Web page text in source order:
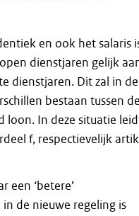
en ook het salaris
dienstjaren gelijk
dienstjaren. Dit zal in de
bestaan tussen de
loon. In deze situatie
f, respectievelijk
een ‘betere’
de nieuwe regeling is